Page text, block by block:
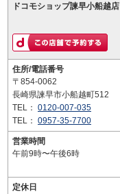
ドコモショップ諫早小船越店
住所/電話番号
〒854-0062
長崎県諫早市小船越町512
TEL： 0120-007-035
TEL： 0957-35-7700
営業時間
午前9時〜午後6時
定休日